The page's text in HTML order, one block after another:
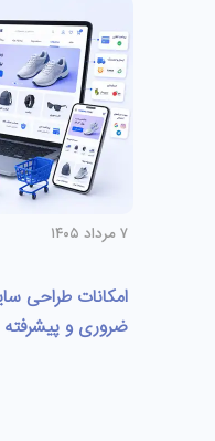
۷ مرداد ۱۴۰۵
امکانات طراحی
ضروری و پیشرفته